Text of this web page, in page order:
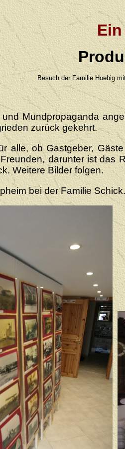
Besuch der Familie Hoebig
Mundpropaganda
zurück gekehrt.
alle, ob Gastgeber,
darunter ist das
Weitere Bilder folgen.
bei der Familie